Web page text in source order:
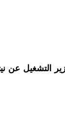
التشغيل عن